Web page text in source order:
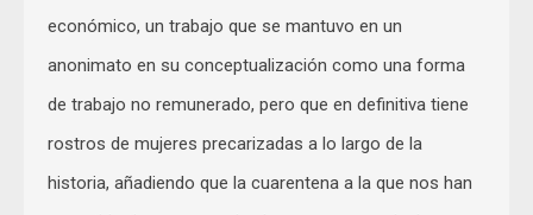
económico, un trabajo que se mantuvo en un
anonimato en su conceptualización como una forma
de trabajo no remunerado, pero que en definitiva tiene
rostros de mujeres precarizadas a lo largo de la
historia, añadiendo que la cuarentena a la que nos han